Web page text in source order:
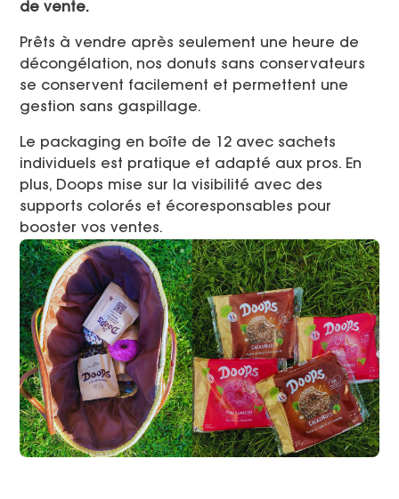
de vente.
Prêts à vendre après seulement une heure de
décongélation, nos donuts sans conservateurs
se conservent facilement et permettent une
gestion sans gaspillage.
Le packaging en boîte de 12 avec sachets
individuels est pratique et adapté aux pros. En
plus, Doops mise sur la visibilité avec des
supports colorés et écoresponsables pour
booster vos ventes.